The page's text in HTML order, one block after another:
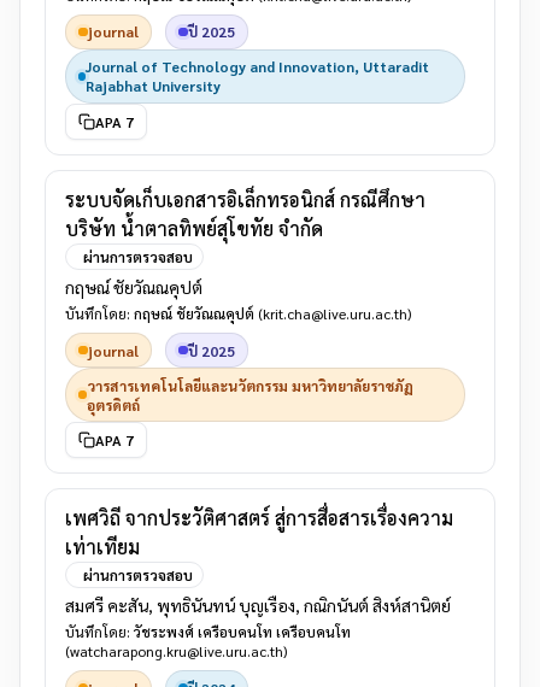
journal
ปี 2025
Journal of Technology and Innovation, Uttaradit
Rajabhat University
APA 7
ระบบจัดเก็บเอกสารอิเล็กทรอนิกส์ กรณีศึกษา
บริษัท น้ำตาลทิพย์สุโขทัย จำกัด
ผ่านการตรวจสอบ
กฤษณ์ ชัยวัณณคุปต์
บันทึกโดย: กฤษณ์ ชัยวัณณคุปต์ (krit.cha@live.uru.ac.th)
journal
ปี 2025
วารสารเทคโนโลยีและนวัตกรรม มหาวิทยาลัยราชภัฏ
อุตรดิตถ์
APA 7
เพศวิถี จากประวัติศาสตร์ สู่การสื่อสารเรื่องความ
เท่าเทียม
ผ่านการตรวจสอบ
สมศรี คะสัน, พุทธินันทน์ บุญเรือง, กณิกนันต์ สิงห์สานิตย์
บันทึกโดย: วัชระพงศ์ เครือบคนโท เครือบคนโท
(watcharapong.kru@live.uru.ac.th)